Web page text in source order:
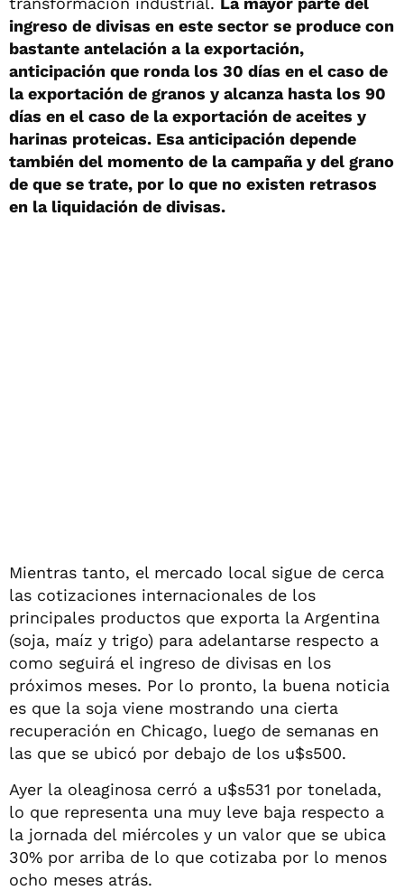
ingreso de divisas en este sector se produce con
bastante antelación a la exportación,
anticipación que ronda los 30 días en el caso de
la exportación de granos y alcanza hasta los 90
días en el caso de la exportación de aceites y
harinas proteicas. Esa anticipación depende
también del momento de la campaña y del grano
de que se trate, por lo que no existen retrasos
en la liquidación de divisas.
Mientras tanto, el mercado local sigue de cerca
las cotizaciones internacionales de los
principales productos que exporta la Argentina
(soja, maíz y trigo) para adelantarse respecto a
como seguirá el ingreso de divisas en los
próximos meses. Por lo pronto, la buena noticia
es que la soja viene mostrando una cierta
recuperación en Chicago, luego de semanas en
las que se ubicó por debajo de los u$s500.
Ayer la oleaginosa cerró a u$s531 por tonelada,
lo que representa una muy leve baja respecto a
la jornada del miércoles y un valor que se ubica
30% por arriba de lo que cotizaba por lo menos
ocho meses atrás.